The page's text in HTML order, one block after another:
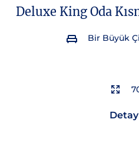
Deluxe King Oda
Bir Büyük
Detay